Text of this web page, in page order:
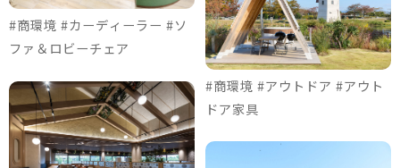
#商環境 #カーディーラー #ソ
ファ＆ロビーチェア
#商環境 #アウトドア #アウト
ドア家具